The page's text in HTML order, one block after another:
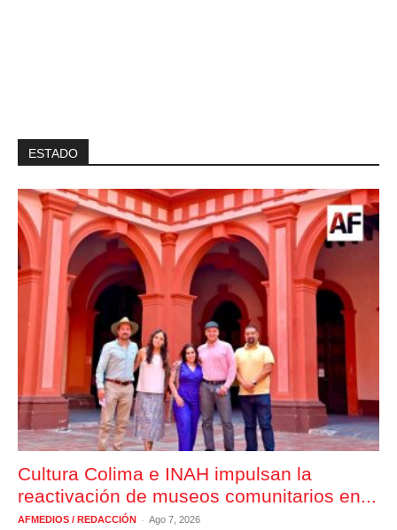
ESTADO
Cultura Colima e INAH impulsan la
reactivación de museos comunitarios en...
AFMEDIOS / REDACCIÓN - Ago 7, 2026